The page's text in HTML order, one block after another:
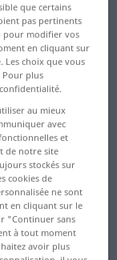
...
Trauschein
que certains
pas pertinents
pour modifier vos
en cliquant sur
Les choix que vous
Pour plus
au mieux
avec
et
de notre site
stockés sur
cookies de
ne sont
en cliquant sur le
"Continuer sans
à tout moment
avoir plus